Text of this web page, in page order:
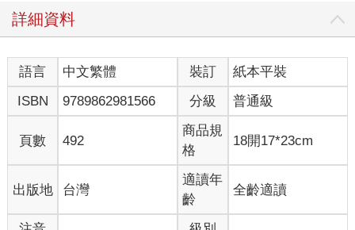
詳細資料
語言 中文繁體 裝訂
紙本平裝
ISBN
9789862981566 分級 普通級
頁數 492
商品規
格
18開17*23cm
出版地 台灣
適讀年
齡
全齡適讀